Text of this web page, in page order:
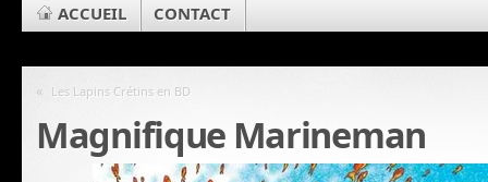
ACCUEIL CONTACT
« Les Lapins Crétins en BD
Magnifique Marineman